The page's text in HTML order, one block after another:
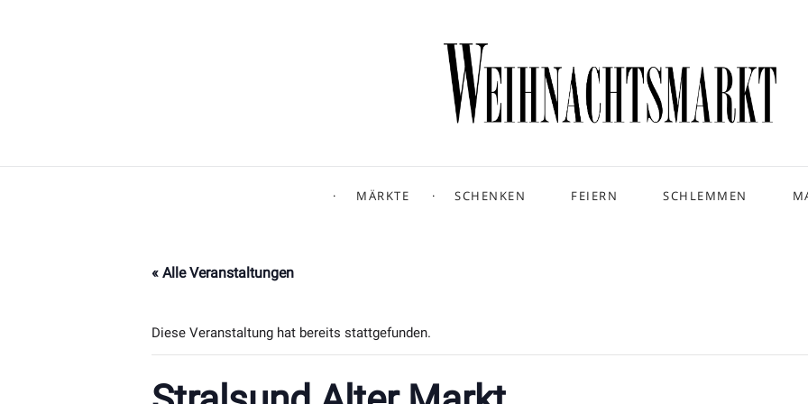
MÄRKTE SCHENKEN FEIERN SCHLEMMEN
« Alle Veranstaltungen
Diese Veranstaltung hat bereits stattgefunden.